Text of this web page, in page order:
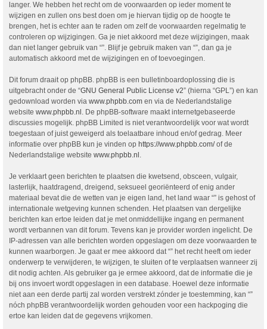
langer. We hebben het recht om de voorwaarden op ieder moment te
wijzigen en zullen ons best doen om je hiervan tijdig op de hoogte te
brengen, het is echter aan te raden om zelf de voorwaarden regelmatig te
controleren op wijzigingen. Ga je niet akkoord met deze wijzigingen, maak
dan niet langer gebruik van “”. Blijf je gebruik maken van “”, dan ga je
automatisch akkoord met de wijzigingen en of toevoegingen.
Dit forum draait op phpBB. phpBB is een bulletinboardoplossing die is
uitgebracht onder de “GNU General Public License v2” (hierna “GPL”) en kan
gedownload worden via www.phpbb.com en via de Nederlandstalige
website www.phpbb.nl . De phpBB-software maakt internetgebaseerde
discussies mogelijk. phpBB Limited is niet verantwoordelijk voor wat wordt
toegestaan of juist geweigerd als toelaatbare inhoud en/of gedrag. Meer
informatie over phpBB kun je vinden op https://www.phpbb.com/of de
Nederlandstalige website www.phpbb.nl .
Je verklaart geen berichten te plaatsen die kwetsend, obsceen, vulgair,
lasterlijk, haatdragend, dreigend, seksueel georiënteerd of enig ander
materiaal bevat die de wetten van je eigen land, het land waar “” is gehost of
internationale wetgeving kunnen schenden. Het plaatsen van dergelijke
berichten kan ertoe leiden dat je met onmiddellijke ingang en permanent
wordt verbannen van dit forum. Tevens kan je provider worden ingelicht. De
IP-adressen van alle berichten worden opgeslagen om deze voorwaarden te
kunnen waarborgen. Je gaat er mee akkoord dat “” het recht heeft om ieder
onderwerp te verwijderen, te wijzigen, te sluiten of te verplaatsen wanneer zij
dit nodig achten. Als gebruiker ga je ermee akkoord, dat de informatie die je
bij ons invoert wordt opgeslagen in een database. Hoewel deze informatie
niet aan een derde partij zal worden verstrekt zónder je toestemming, kan “”
nóch phpBB verantwoordelijk worden gehouden voor een hackpoging die
ertoe kan leiden dat de gegevens vrijkomen.